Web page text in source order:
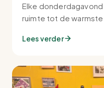
Elke
ruimte tot de warmste
Lees verder